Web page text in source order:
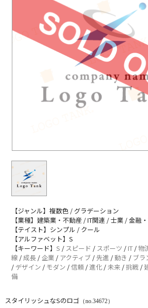
【ジャンル】複数色 / グラデーション
【業種】建築業・不動産 / IT関連 / 士業 / 金融
【テイスト】シンプル / クール
【アルファベット】S
【キーワード】 S / スピード / スポーツ /IT /物
線 / 成長 / 企業 / アクティブ / 先進 /動き / ブラ
/ デザイン / モダン /信頼 /進化 /未来 /挑戦 /
備
スタイリッシュなSのロゴ （no.34672）